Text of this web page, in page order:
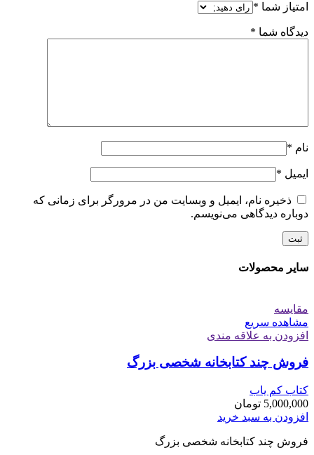
امتیاز شما *
دیدگاه شما *
نام *
ایمیل *
ذخیره نام، ایمیل و وبسایت من در مرورگر برای زمانی که
دوباره دیدگاهی می‌نویسم.
سایر محصولات
مقایسه
مشاهده سریع
افزودن به علاقه مندی
فروش چند کتابخانه شخصی بزرگ
کتاب کم یاب
5,000,000 تومان
افزودن به سبد خرید
فروش چند کتابخانه شخصی بزرگ